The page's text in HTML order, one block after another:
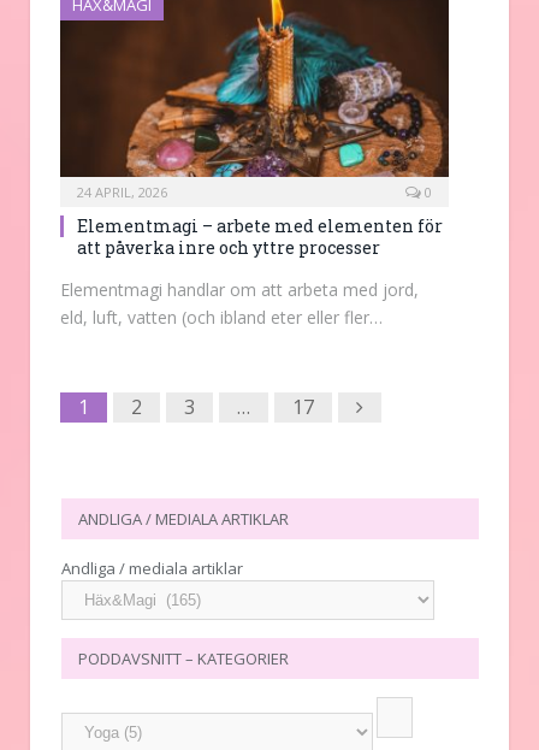
HÄX&MAGI
24 APRIL, 2026 0
Elementmagi – arbete med elementen för
att påverka inre och yttre processer
Elementmagi handlar om att arbeta med jord,
eld, luft, vatten (och ibland eter eller fler…
1 2 3 … 17 Next
ANDLIGA / MEDIALA ARTIKLAR
Andliga / mediala artiklar
PODDAVSNITT – KATEGORIER